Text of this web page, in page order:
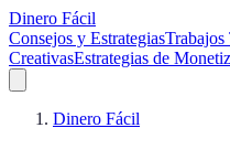
Dinero Fácil
Consejos y EstrategiasTrabajos
CreativasEstrategias de
Dinero Fácil